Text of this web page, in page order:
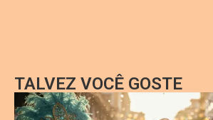
TALVEZ VOCÊ GOSTE